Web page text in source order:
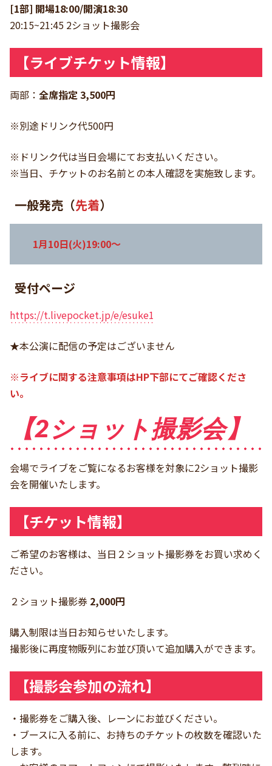
[1部] 開場18:00/開演18:30
20:15~21:45 2ショット撮影会
【ライブチケット情報】
両部： 全席指定 3,500円
※別途ドリンク代500円
※ドリンク代は当日会場にてお支払いください。
※当日、チケットのお名前との本人確認を実施致します。
一般発売（先着）
1月10日(火)19:00〜
受付ページ
https://t.livepocket.jp/e/esuke1
★本公演に配信の予定はございません
※ライブに関する注意事項はHP下部にてご確認くださ
い。
【2ショット撮影会】
会場でライブをご覧になるお客様を対象に2ショット撮影
会を開催いたします。
【チケット情報】
ご希望のお客様は、当日２ショット撮影券をお買い求めく
ださい。
２ショット撮影券 2,000円
購入制限は当日お知らせいたします。
撮影後に再度物販列にお並び頂いて追加購入ができます。
【撮影会参加の流れ】
・撮影券をご購入後、レーンにお並びください。
・ブースに入る前に、お持ちのチケットの枚数を確認いた
します。